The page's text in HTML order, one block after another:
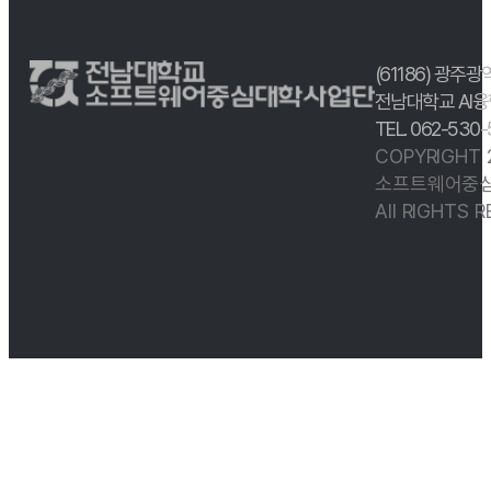
(61186) 광주광
전남대학교 AI
TEL. 062-
COPYRIGHT
소프트웨어중
All RIGHTS